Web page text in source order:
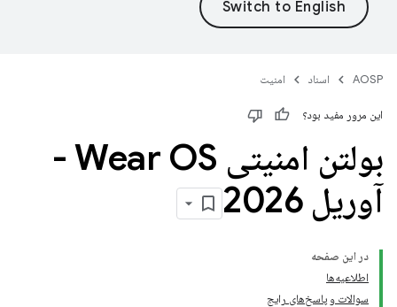
AOSP اسناد امنیت
این مرور مفید بود؟
بولتن امنیتی Wear OS -
آوریل 2026
در این صفحه
اطلاعیه‌ها
سوالات و پاسخ‌های رایج